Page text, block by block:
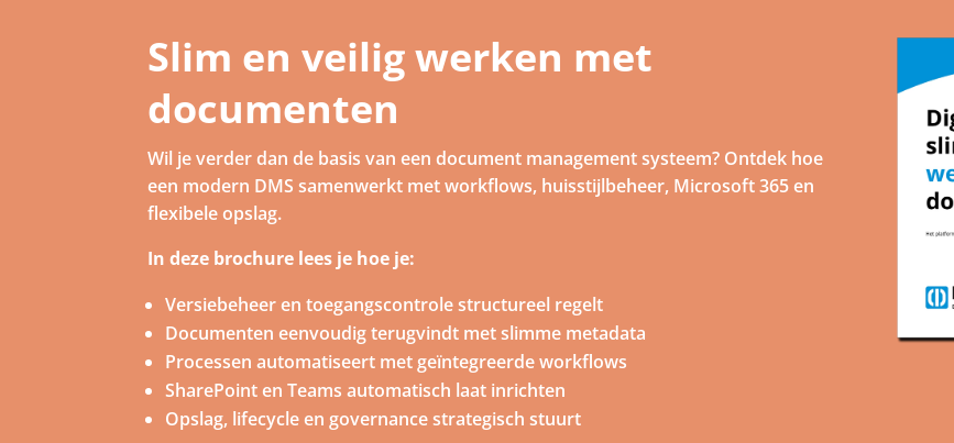
Slim en veilig werken met
documenten
Wil je verder dan de basis van een document management systeem? Ontdek hoe
een modern DMS samenwerkt met workflows, huisstijlbeheer, Microsoft 365 en
flexibele opslag.
In deze brochure lees je hoe je:
Versiebeheer en toegangscontrole structureel regelt
Documenten eenvoudig terugvindt met slimme metadata
Processen automatiseert met geïntegreerde workflows
SharePoint en Teams automatisch laat inrichten
Opslag, lifecycle en governance strategisch stuurt